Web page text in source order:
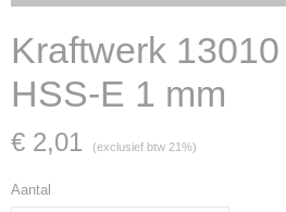
Kraftwerk
HSS-E 1 mm
€ 2,01 (exclusief btw 21%)
Aantal